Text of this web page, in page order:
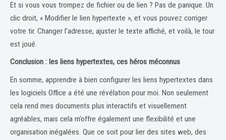
Et si vous vous trompez de fichier ou de lien ? Pas de panique. Un
clic droit, « Modifier le lien hypertexte », et vous pouvez corriger
votre tir. Changer l’adresse, ajuster le texte affiché, et voilà, le tour
est joué.
Conclusion : les liens hypertextes, ces héros méconnus
En somme, apprendre à bien configurer les liens hypertextes dans
les logiciels Office a été une révélation pour moi. Non seulement
cela rend mes documents plus interactifs et visuellement
agréables, mais cela m’offre également une flexibilité et une
organisation inégalées. Que ce soit pour lier des sites web, des